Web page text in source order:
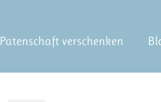
Patenschaft verschenken